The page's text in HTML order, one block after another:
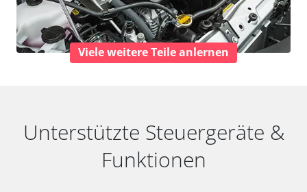
Viele weitere Teile anlernen
Unterstützte Steuergeräte &
Funktionen